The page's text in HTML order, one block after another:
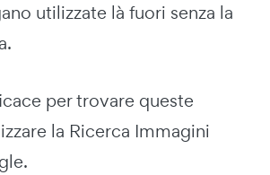
utilizzate là fuori senza la
per trovare queste
la Ricerca Immagini